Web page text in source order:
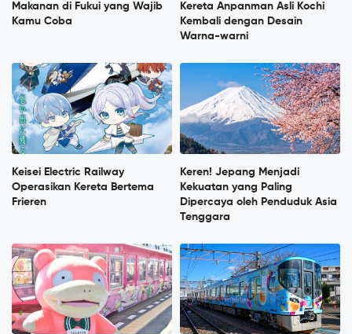
Makanan di Fukui yang Wajib
Kamu Coba
Kereta Anpanman Asli Kochi
Kembali dengan Desain
Warna-warni
Keisei Electric Railway
Operasikan Kereta Bertema
Frieren
Keren! Jepang Menjadi
Kekuatan yang Paling
Dipercaya oleh Penduduk Asia
Tenggara